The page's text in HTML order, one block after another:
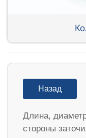
Назад
Длина,
стороны